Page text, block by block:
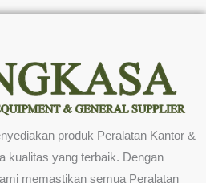
produk Peralatan Kantor &
kualitas yang terbaik. Dengan
memastikan semua Peralatan